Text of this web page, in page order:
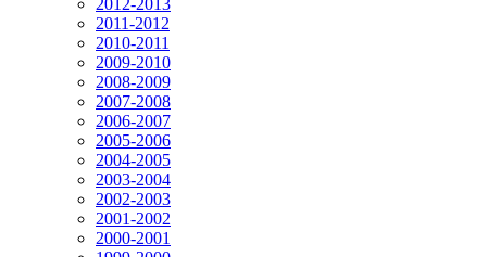
2012-2013
2011-2012
2010-2011
2009-2010
2008-2009
2007-2008
2006-2007
2005-2006
2004-2005
2003-2004
2002-2003
2001-2002
2000-2001